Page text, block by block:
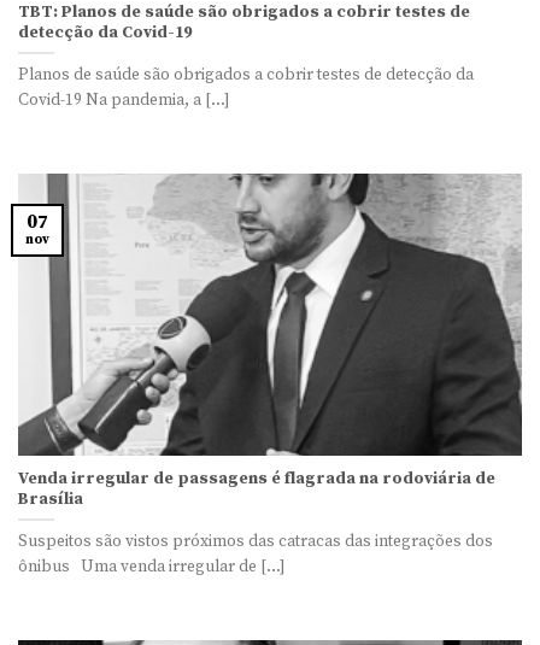
TBT: Planos de saúde são obrigados a cobrir testes de
detecção da Covid-19
Planos de saúde são obrigados a cobrir testes de detecção da
Covid-19 Na pandemia, a [...]
Venda irregular de passagens é flagrada na rodoviária de
Brasília
Suspeitos são vistos próximos das catracas das integrações dos
ônibus Uma venda irregular de [...]
07
nov